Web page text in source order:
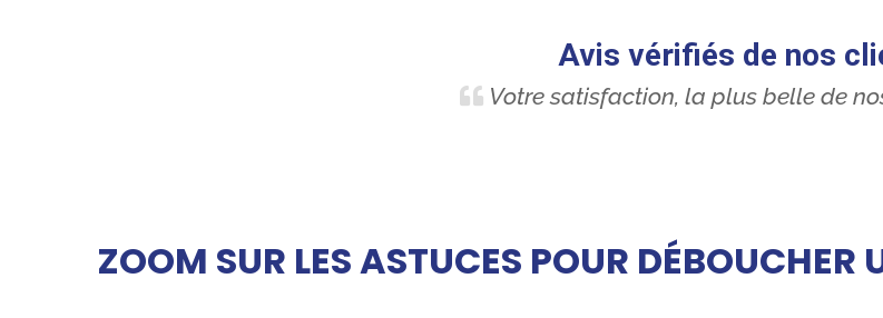
Avis vérifiés de nos
Votre satisfaction, la plus belle de
ZOOM SUR LES ASTUCES POUR